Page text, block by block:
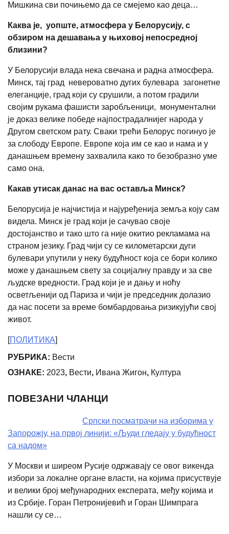
Мишкина сви почињемо да се смејемо као деца…
Каква је, уопште, атмосфера у Белорусију, с
обзиром на дешавања у њиховој непосредној
близини?
У Белорусији влада нека свечана и радна атмосфера.
Минск, тај град невероватно дугих булевара загонетне
елеганције, град који су срушили, а потом градили
својим рукама фашисти заробљеници, монументални
је доказ велике победе најпострадалнијег народа у
Другом светском рату. Сваки трећи Белорус погинуо је
за слободу Европе. Европе која им се као и нама и у
данашњем времену захвалила како то безобразно уме
само она.
Какав утисак данас на вас оставља Минск?
Белорусија је најчистија и најуређенија земља коју сам
видела. Минск је град који је сачувао своје
достојанство и тако што га није окитио рекламама на
страном језику. Град чији су се километарски дуги
булевари упутили у неку будућност која се бори колико
може у данашњем свету за социјалну правду и за све
људске вредности. Град који је и дању и ноћу
осветљенији од Париза и чији је председник долазио
да нас посети за време бомбардовања ризикујући свој
живот.
[ПОЛИТИКА]
РУБРИКА: Вести
ОЗНАКЕ: 2023, Вести, Ивана Жигон, Култура
ПОВЕЗАНИ ЧЛАНЦИ
Српски посматрачи на изборима у
Запорожју, на првој линији: «Људи гледају у будућност
са надом»
У Москви и ширеом Русије одржавају се овог викенда
избори за локалне органе власти, на којима присуствује
и велики број међународних експерата, међу којима и
из Србије. Горан Петронијевић и Горан Шимпрага
нашли су се…